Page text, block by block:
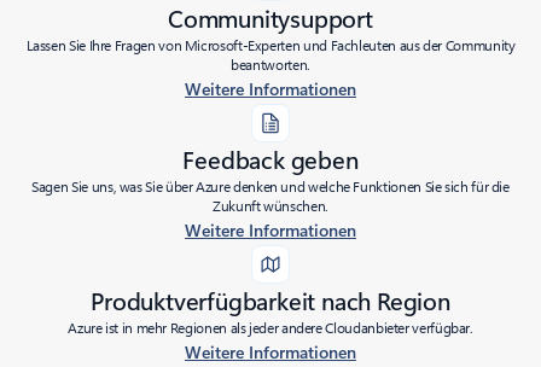
Communitysupport
Lassen Sie Ihre Fragen von Microsoft-Experten und Fachleuten aus der Community
beantworten.
Weitere Informationen
Feedback geben
Sagen Sie uns, was Sie über Azure denken und welche Funktionen Sie sich für die
Zukunft wünschen.
Weitere Informationen
Produktverfügbarkeit nach Region
Azure ist in mehr Regionen als jeder andere Cloudanbieter verfügbar.
Weitere Informationen